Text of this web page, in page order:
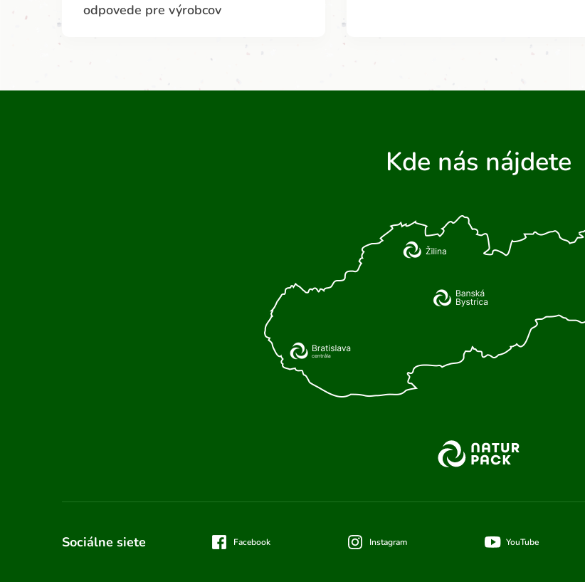
odpovede pre výrobcov
Kde nás nájdete
Sociálne siete Facebook Instagram YouTube